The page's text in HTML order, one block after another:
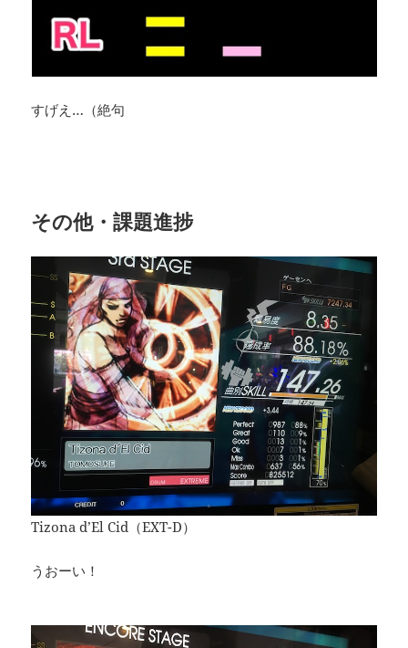
すげえ…（絶句
その他・課題進捗
Tizona d’El Cid（EXT-D）
うおーい！